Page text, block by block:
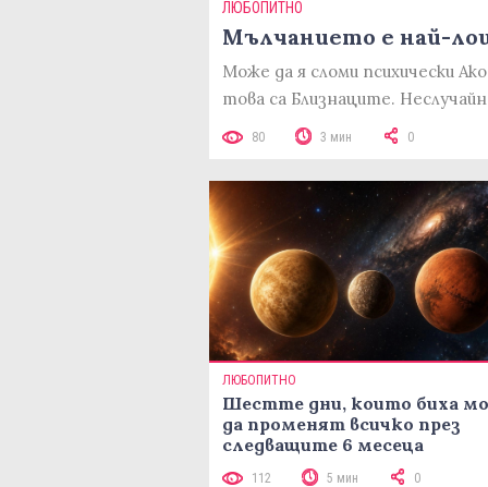
ЛЮБОПИТНО
Мълчанието е най-
Може да я сломи психически
това са Близнаците.
80 3 мин 0
ЛЮБОПИТНО
Шестте дни, които биха
да променят всичко през
следващите 6 месеца
112 5 мин 0